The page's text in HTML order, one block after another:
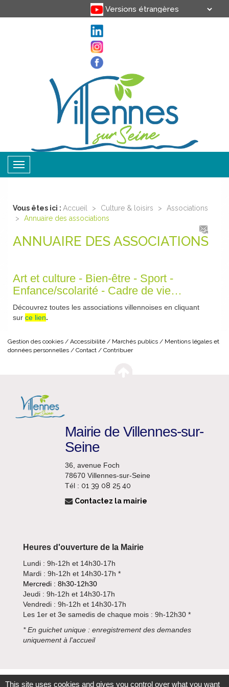
Toggle
navigation
Vous êtes ici : Accueil > Culture & loisirs >
Associations
>
Annuaire des associations
ANNUAIRE DES ASSOCIATIONS
Art et culture - Bien-être - Sport -
Enfance/scolarité - Cadre de vie…
Découvrez toutes les associations villennoises en cliquant
sur ce lien.
Gestion des cookies Accessibilité Marchés publics
Mentions légales et
données personnelles
Contact Contribuer
Mairie de Villennes-sur-
Seine
36, avenue Foch
78670 Villennes-sur-Seine
Tél : 01 39 08 25 40
Contactez la mairie
Heures d'ouverture de la Mairie
Lundi : 9h-12h et 14h30-17h
Mardi : 9h-12h et 14h30-17h *
Mercredi : 8h30-12h30
Jeudi : 9h-12h et 14h30-17h
Vendredi : 9h-12h et 14h30-17h
Les 1er et 3e samedis de chaque mois : 9h-12h30 *
*En guichet unique : enregistrement des demandes
uniquement à l'accueil
This site uses cookies and gives you control over what you want